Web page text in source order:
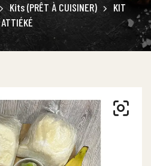
Kits (PRÊT À CUISINER)
KIT
ATTIÉKÉ